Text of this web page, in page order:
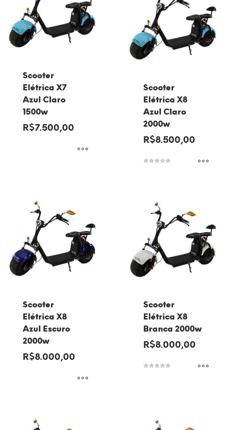
Scooter
Elétrica X7
Azul Claro
1500w
R$7.500,00
Scooter
Elétrica X8
Azul Claro
2000w
R$8.500,00
Scooter
Elétrica X8
Azul Escuro
2000w
R$8.000,00
Scooter
Elétrica X8
Branca 2000w
R$8.000,00